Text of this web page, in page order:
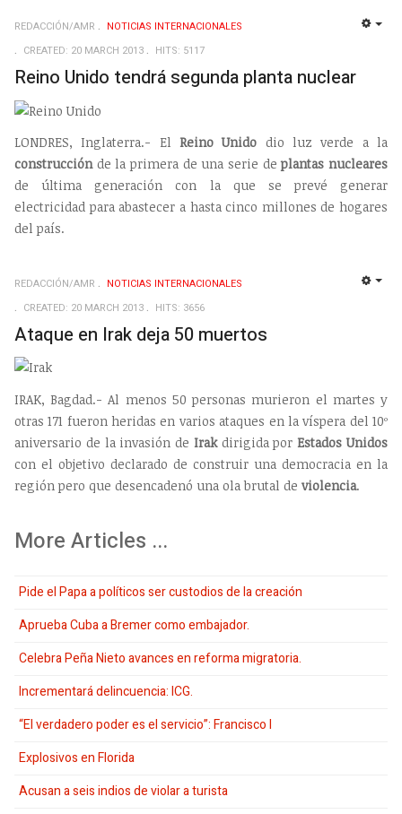
REDACCIÓN/AMR
NOTICIAS INTERNACIONALES
CREATED: 20 MARCH 2013
HITS: 5117
Reino Unido tendrá segunda planta nuclear
LONDRES, Inglaterra.- El Reino Unido dio luz verde a la
construcciónde la primera de una serie deplantas nucleares
de última generación con la que se prevé generar
electricidad para abastecer a hasta cinco millones de hogares
del país.
REDACCIÓN/AMR
NOTICIAS INTERNACIONALES
CREATED: 20 MARCH 2013
HITS: 3656
Ataque en Irak deja 50 muertos
IRAK, Bagdad.- Al menos 50 personas murieron el martes y
otras 171 fueron heridas en varios ataques en la víspera del 10º
aniversario de la invasión de Irakdirigida porEstados Unidos
con el objetivo declarado de construir una democracia en la
región pero que desencadenó una ola brutal de violencia.
More Articles ...
Pide el Papa a políticos ser custodios de la creación
Aprueba Cuba a Bremer como embajador.
Celebra Peña Nieto avances en reforma migratoria.
Incrementará delincuencia: ICG.
“El verdadero poder es el servicio”: Francisco I
Explosivos en Florida
Acusan a seis indios de violar a turista